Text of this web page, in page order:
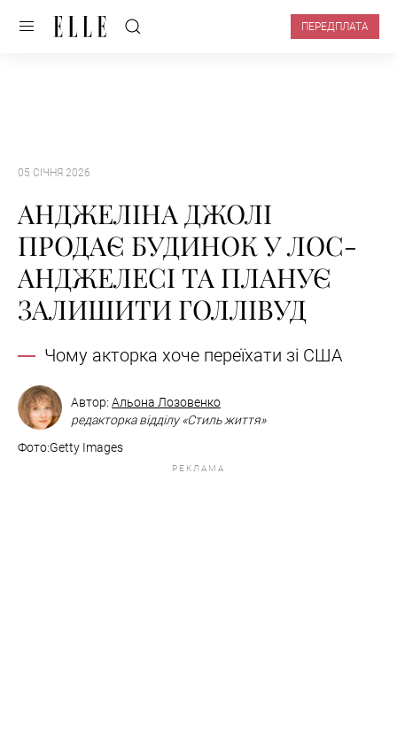
ПЕРЕДПЛАТА
05 СІЧНЯ 2026
АНДЖЕЛІНА ДЖОЛІ
ПРОДАЄ БУДИНОК У ЛОС-
АНДЖЕЛЕСІ ТА ПЛАНУЄ
ЗАЛИШИТИ ГОЛЛІВУД
Чому акторка хоче переїхати зі США
Автор: Альона Лозовенко
редакторка відділу «Стиль життя»
Фото:Getty Images
РЕКЛАМА